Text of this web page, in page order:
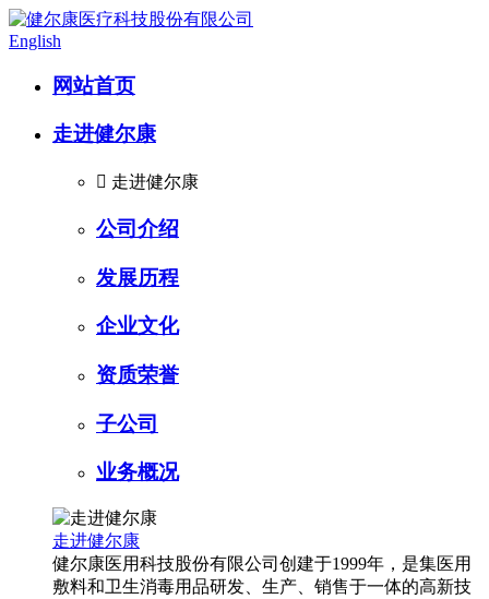
English
网站首页
走进健尔康
 走进健尔康
公司介绍
发展历程
企业文化
资质荣誉
子公司
业务概况
走进健尔康
健尔康医用科技股份有限公司创建于1999年，是集医用
敷料和卫生消毒用品研发、生产、销售于一体的高新技